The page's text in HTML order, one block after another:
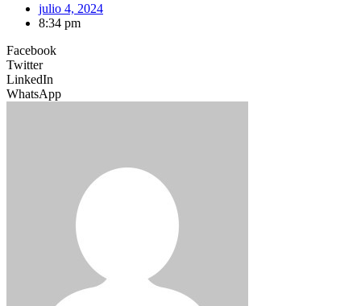
julio 4, 2024
8:34 pm
Facebook
Twitter
LinkedIn
WhatsApp